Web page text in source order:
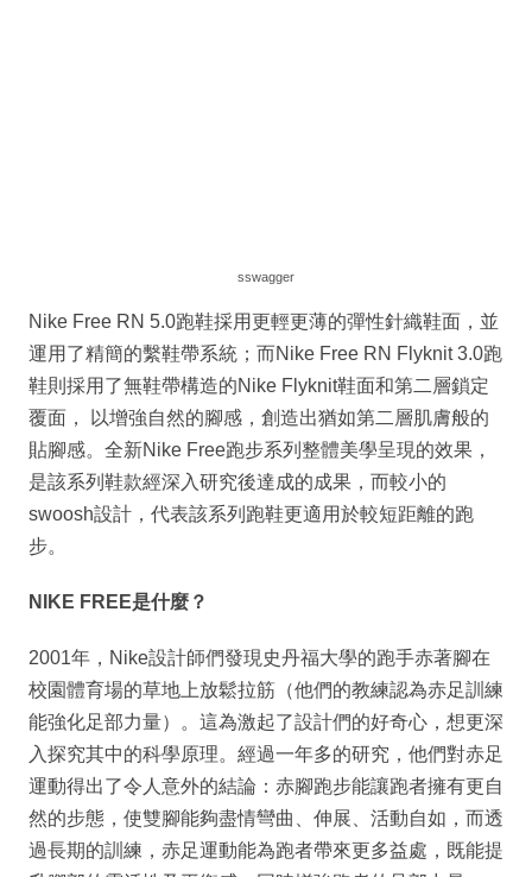
sswagger
Nike Free RN 5.0跑鞋採用更輕更薄的彈性針織鞋面，並
運用了精簡的繫鞋帶系統；而Nike Free RN Flyknit 3.0跑
鞋則採用了無鞋帶構造的Nike Flyknit鞋面和第二層鎖定
覆面， 以增強自然的腳感，創造出猶如第二層肌膚般的
貼腳感。全新Nike Free跑步系列整體美學呈現的效果，
是該系列鞋款經深入研究後達成的成果，而較小的
swoosh設計，代表該系列跑鞋更適用於較短距離的跑
步。
NIKE FREE是什麼？
2001年，Nike設計師們發現史丹福大學的跑手赤著腳在
校園體育場的草地上放鬆拉筋（他們的教練認為赤足訓練
能強化足部力量）。這為激起了設計們的好奇心，想更深
入探究其中的科學原理。經過一年多的研究，他們對赤足
運動得出了令人意外的結論：赤腳跑步能讓跑者擁有更自
然的步態，使雙腳能夠盡情彎曲、伸展、活動自如，而透
過長期的訓練，赤足運動能為跑者帶來更多益處，既能提